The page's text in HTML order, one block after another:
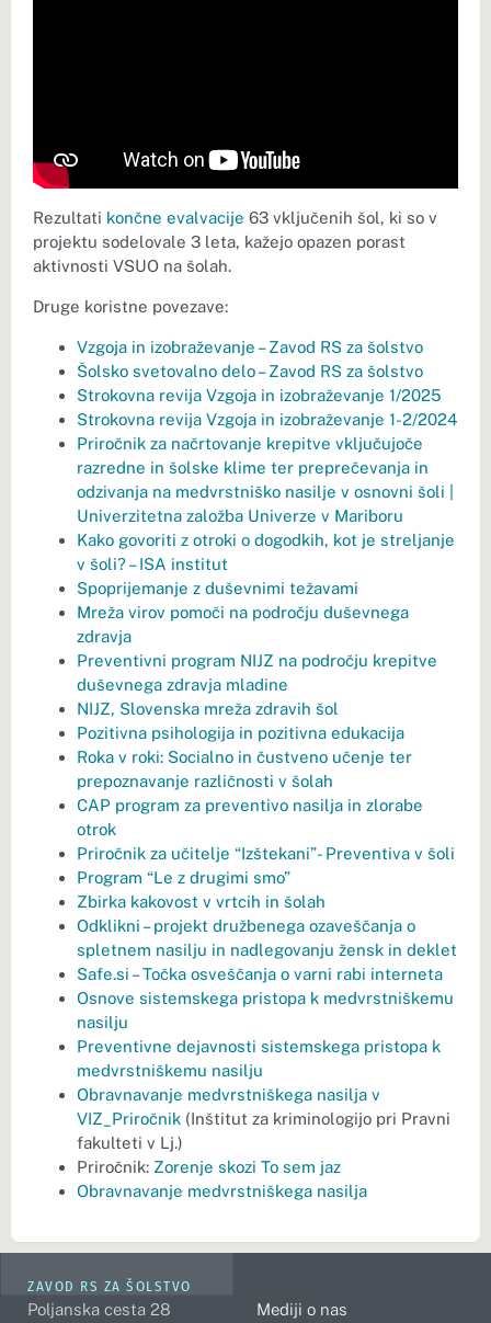
Rezultati končne evalvacije 63 vključenih šol, ki so v
projektu sodelovale 3 leta, kažejo opazen porast
aktivnosti VSUO na šolah.
Druge koristne povezave:
Vzgoja in izobraževanje – Zavod RS za šolstvo
Šolsko svetovalno delo – Zavod RS za šolstvo
Strokovna revija Vzgoja in izobraževanje 1/2025
Strokovna revija Vzgoja in izobraževanje 1-2/2024
Priročnik za načrtovanje krepitve vključujoče
razredne in šolske klime ter preprečevanja in
odzivanja na medvrstniško nasilje v osnovni šoli |
Univerzitetna založba Univerze v Mariboru
Kako govoriti z otroki o dogodkih, kot je streljanje
v šoli? – ISA institut
Spoprijemanje z duševnimi težavami
Mreža virov pomoči na področju duševnega
zdravja
Preventivni program NIJZ na področju krepitve
duševnega zdravja mladine
NIJZ, Slovenska mreža zdravih šol
Pozitivna psihologija in pozitivna edukacija
Roka v roki: Socialno in čustveno učenje ter
prepoznavanje različnosti v šolah
CAP program za preventivo nasilja in zlorabe
otrok
Priročnik za učitelje “Izštekani”- Preventiva v šoli
Program “Le z drugimi smo”
Zbirka kakovost v vrtcih in šolah
Odklikni – projekt družbenega ozaveščanja o
spletnem nasilju in nadlegovanju žensk in deklet
Safe.si – Točka osveščanja o varni rabi interneta
Osnove sistemskega pristopa k medvrstniškemu
nasilju
Preventivne dejavnosti sistemskega pristopa k
medvrstniškemu nasilju
Obravnavanje medvrstniškega nasilja v
VIZ_Priročnik (Inštitut za kriminologijo pri Pravni
fakulteti v Lj.)
Priročnik: Zorenje skozi To sem jaz
Obravnavanje medvrstniškega nasilja
ZAVOD RS ZA ŠOLSTVO
Poljanska cesta 28 Mediji o nas